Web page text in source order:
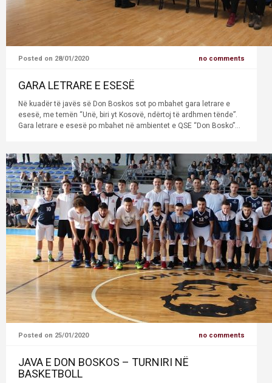
Posted on 28/01/2020 no comments
GARA LETRARE E ESESË
Në kuadër të javës së Don Boskos sot po mbahet gara letrare e
esesë, me temën “Unë, biri yt Kosovë, ndërtoj të ardhmen tënde”.
Gara letrare e esesë po mbahet në ambientet e QSE “Don Bosko”...
Posted on 25/01/2020 no comments
JAVA E DON BOSKOS – TURNIRI NË
BASKETBOLL